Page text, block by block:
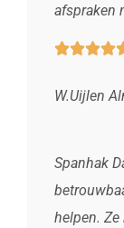
afspraken

W.Uijlen
Spanhak
helpen.